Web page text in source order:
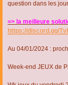
question dans les
=> la meilleure
https://discord.gg/
Au 04/01/2024 :
Week-end JEUX de